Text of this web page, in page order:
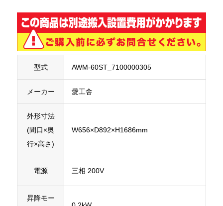
型式 AWM-60ST_7100000305
メーカー 愛工舎
外形寸法
(間口×奥
行×高さ)
W656×D892×H1686mm
電源 三相 200V
昇降モー